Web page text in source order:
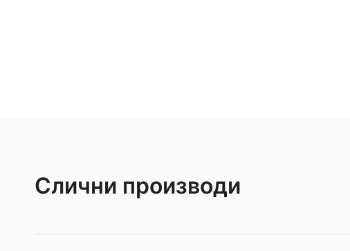
Слични производи